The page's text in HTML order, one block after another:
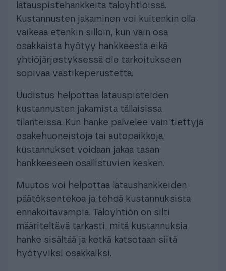
latauspistehankkeita taloyhtiöissä.
Kustannusten jakaminen voi kuitenkin olla
vaikeaa etenkin silloin, kun vain osa
osakkaista hyötyy hankkeesta eikä
yhtiöjärjestyksessä ole tarkoitukseen
sopivaa vastikeperustetta.
Uudistus helpottaa latauspisteiden
kustannusten jakamista tällaisissa
tilanteissa. Kun hanke palvelee vain tiettyjä
osakehuoneistoja tai autopaikkoja,
kustannukset voidaan jakaa tasan
hankkeeseen osallistuvien kesken.
Muutos voi helpottaa lataushankkeiden
päätöksentekoa ja tehdä kustannuksista
ennakoitavampia. Taloyhtiön on silti
määriteltävä tarkasti, mitä kustannuksia
hanke sisältää ja ketkä katsotaan siitä
hyötyviksi osakkaiksi.